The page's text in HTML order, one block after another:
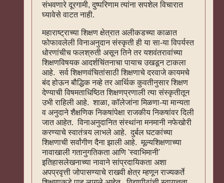
संभवणारे दूरगामी, दुष्परिणाम त्यांना सपशेल विचारात
घ्यावेसे वाटत नाही.
महाराष्ट्राच्या शिक्षण क्षेत्रात अलीकडच्या काळात
फोफावलेली विनाअनुदान संस्कृती ही या सा-या विपर्यस्त
धोरणांचीच फलश्रुती असून तिने तर यशवंतरावांच्या
शिक्षणविषयक आदर्शचिंतनाचा पायाच उखडून टाकला
आहे. सर्व शिक्षणवंचितांसाठी शिक्षणाचे दरवाजे कायमचे
बंद होऊन बौद्धिक नव्हे तर आर्थिक कुवतीनुसार शिक्षण
देण्याची विषमताधिष्ठित शिक्षणप्रणाली त्या संस्कृतीतून
उभी राहिली आहे. शाळा, कॉलेजांना मिळणा-या मान्यता
व अनुदाने शैक्षणिक निकषांपेक्षा राजकीय निकषांवर दिली
जात आहेत. विनाअनुदानित संस्थांना मनमानी नफेखोरी
करण्याचे स्वातंत्र्य लाभले आहे. दुर्बल घटकांच्या
शिक्षणाची सर्वांगीण दैना झाली आहे. मूल्यशिक्षणाच्या
नावाखाली गतानुगतिकता आणि 'स्वाभिमानी'
इतिहासलेखनाच्या नावाने सांप्रदायिकता अशा
अपप्रवृत्ती जोपासण्याचे राखवी क्षेत्र म्हणून राज्यकर्ते